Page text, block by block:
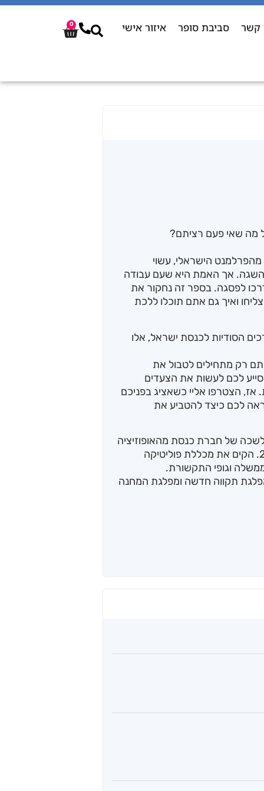
קשר סביבת סופר איזור אישי 0
מה שאי פעם רציתם?
הישראלי, עשוי
להשגה. אך האמת היא שעם עבודה
לפסגה. בספר זה נחקור את
ואיך גם אתם תוכלו ללכת
הסודיות לכנסת ישראל, אלו
אתם רק מתחילים לטבול את
לכם לעשות את הצעדים
הצטרפו אליי כשאציג בפניכם
לכם כיצד להטביע את
של חברת כנסת מהאופוזיציה
בכירה מטעם המחנה הממלכתי בכנסת ה-25. הקים את מכללת פוליטיקה
וגופי התקשורת.
תקווה חדשה ומפלגת המחנה